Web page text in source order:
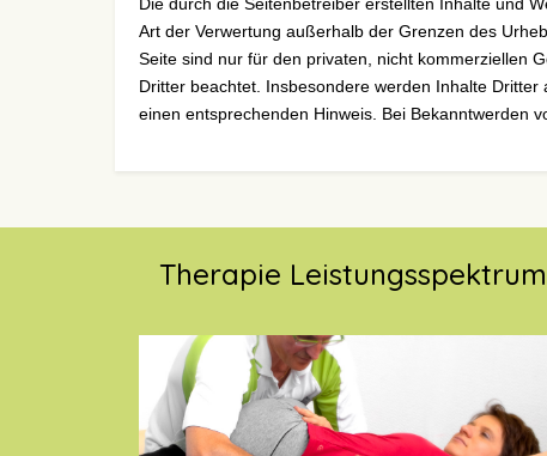
Art der Verwertung außerhalb der Grenzen des
Seite sind nur für den privaten, nicht kommerziellen
Dritter beachtet. Insbesondere werden Inhalte
einen entsprechenden Hinweis. Bei Bekanntwerden
Therapie Leistungsspektrum